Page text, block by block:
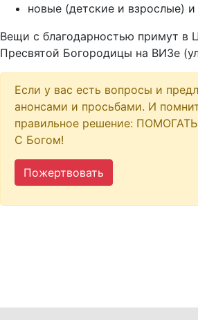
новые (детские и взрослые)
Вещи с благодарностью примут в
Пресвятой Богородицы на ВИЗе
Если у вас есть вопросы и
анонсами и просьбами. И
правильное решение:
С Богом!
Пожертвовать